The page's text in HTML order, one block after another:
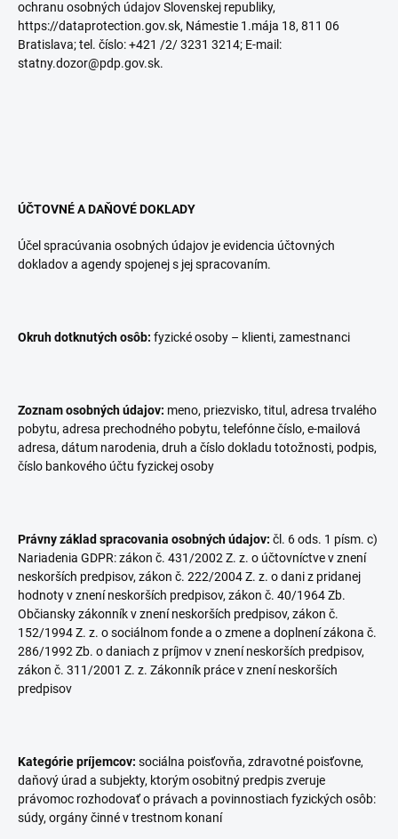
ochranu osobných údajov Slovenskej republiky,
https://dataprotection.gov.sk, Námestie 1.mája 18, 811 06
Bratislava; tel. číslo: +421 /2/ 3231 3214; E-mail:
statny.dozor@pdp.gov.sk.
ÚČTOVNÉ A DAŇOVÉ DOKLADY
Účel spracúvania osobných údajov je evidencia účtovných
dokladov a agendy spojenej s jej spracovaním.
Okruh dotknutých osôb: fyzické osoby – klienti, zamestnanci
Zoznam osobných údajov: meno, priezvisko, titul, adresa trvalého
pobytu, adresa prechodného pobytu, telefónne číslo, e-mailová
adresa, dátum narodenia, druh a číslo dokladu totožnosti, podpis,
číslo bankového účtu fyzickej osoby
Právny základ spracovania osobných údajov: čl. 6 ods. 1 písm. c)
Nariadenia GDPR: zákon č. 431/2002 Z. z. o účtovníctve v znení
neskorších predpisov, zákon č. 222/2004 Z. z. o dani z pridanej
hodnoty v znení neskorších predpisov, zákon č. 40/1964 Zb.
Občiansky zákonník v znení neskorších predpisov, zákon č.
152/1994 Z. z. o sociálnom fonde a o zmene a doplnení zákona č.
286/1992 Zb. o daniach z príjmov v znení neskorších predpisov,
zákon č. 311/2001 Z. z. Zákonník práce v znení neskorších
predpisov
Kategórie príjemcov: sociálna poisťovňa, zdravotné poisťovne,
daňový úrad a subjekty, ktorým osobitný predpis zveruje
právomoc rozhodovať o právach a povinnostiach fyzických osôb:
súdy, orgány činné v trestnom konaní